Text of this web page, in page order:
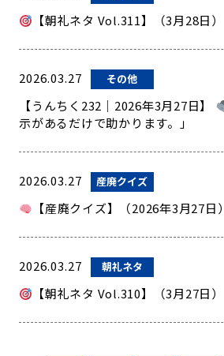
【朝礼ネタ Vol.311】（3月28日）
2026.03.27 その他
【うんちく232｜2026年3月27日】
示があるだけで助かります。」
2026.03.27 産廃クイズ
【産廃クイズ】（2026年3月27日）
2026.03.27 朝礼ネタ
【朝礼ネタ Vol.310】（3月27日）